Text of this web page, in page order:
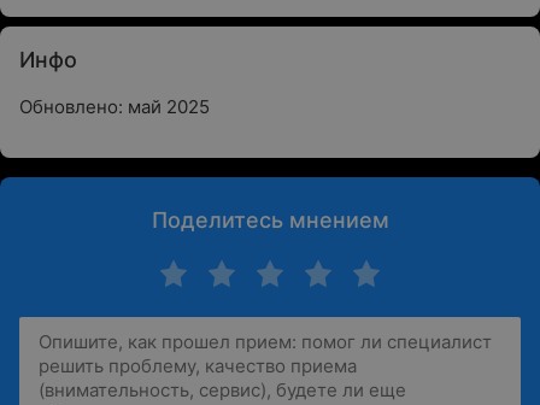
Инфо
Обновлено: май 2025
Поделитесь мнением